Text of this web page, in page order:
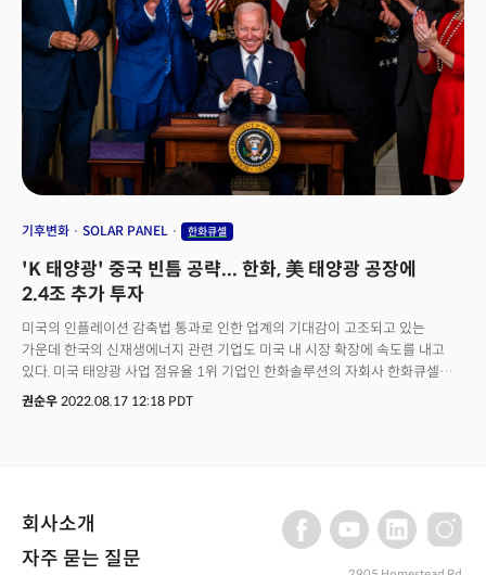
않는 완전 무인 물류 시스템을 구축, 미국 내 태양광 제조업의 새로운 지평을
열고 있다는 평가를 받았다. 현재 한화큐셀 달튼(Dalton) 공장에서는 하루에
약 5만개의 태양광 패널을 생산하고 있다. 연간 5.1기가와트 규모다.
모스코위츠 부사장은 "2기가와트가 후버댐의 최대 전력 생산량"이라며
"우리는 그 2.5배를 매년 생산한다"고 설명했다.더 놀라운 것은 지난해 가동을
시작한 카터스빌(Cartersville) 공장이다. 이 공장은 25억 달러가 투입된 완전
통합 생산시설로 태양광 패널의 핵심 부품인 폴리실리콘 잉곳부터 웨이퍼, 셀,
그리고 최종 모듈까지 모든 과정을 한 지붕 아래서 처리한다. 미국에서는 10년
만에 처음이자 유일한 대규모 완전 통합 시설이다.
기후변화 SOLAR PANEL 한화큐셀
'K 태양광' 중국 빈틈 공략... 한화, 美 태양광 공장에
2.4조 추가 투자
미국의 인플레이션 감축법 통과로 인한 업계의 기대감이 고조되고 있는
가운데 한국의 신재생에너지 관련 기업도 미국 내 시장 확장에 속도를 내고
있다. 미국 태양광 사업 점유율 1위 기업인 한화솔루션의 자회사 한화큐셀이
미국에 또 다른 대규모 신규 공장 건설을 계획 중이라고 블룸버그 통신이 지난
총 투자규모는 18억 2900만달러로 추산된다. 이중 4억 6100만달러는 건설
노동자들에게 투입될 것으로 보인다. 공장을 통해 4000여 명의 인력 창출
효과도 기대된다. 한화큐셀은 향후 후보지 세 곳을 실사한 뒤 최종 사업지를
권순우 2022.08.17 12:18 PDT
회사소개
자주 묻는 질문